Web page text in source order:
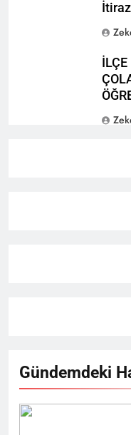
İtiraz
Gündemdeki